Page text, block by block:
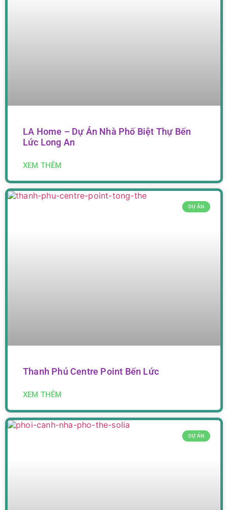
LA Home – Dự Án Nhà Phố Biệt Thự Bến
Lức Long An
XEM THÊM
DỰ ÁN
Thanh Phú Centre Point Bến Lức
XEM THÊM
DỰ ÁN